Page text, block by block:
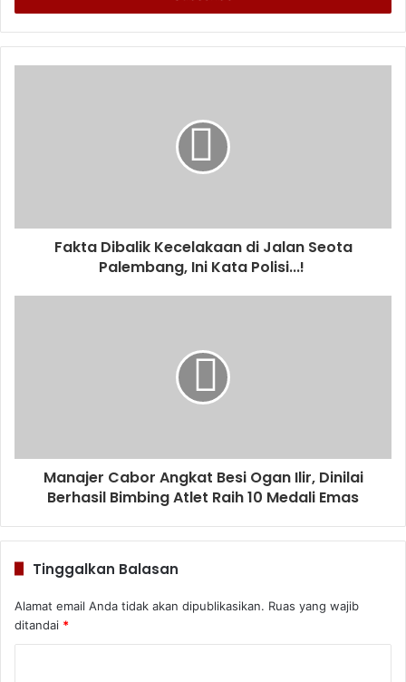
Fakta Dibalik Kecelakaan di Jalan Seota
Palembang, Ini Kata Polisi...!
Manajer Cabor Angkat Besi Ogan Ilir, Dinilai
Berhasil Bimbing Atlet Raih 10 Medali Emas
Tinggalkan Balasan
Alamat email Anda tidak akan dipublikasikan. Ruas yang wajib
ditandai *